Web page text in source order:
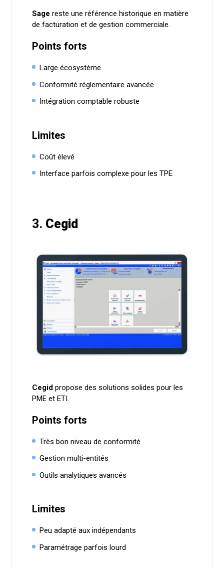
Sage reste une référence historique en matière
de facturation et de gestion commerciale.
Points forts
Large écosystème
Conformité réglementaire avancée
Intégration comptable robuste
Limites
Coût élevé
Interface parfois complexe pour les TPE
3. Cegid
Cegidpropose des solutions solides pour les
PME et ETI.
Points forts
Très bon niveau de conformité
Gestion multi-entités
Outils analytiques avancés
Limites
Peu adapté aux indépendants
Paramétrage parfois lourd